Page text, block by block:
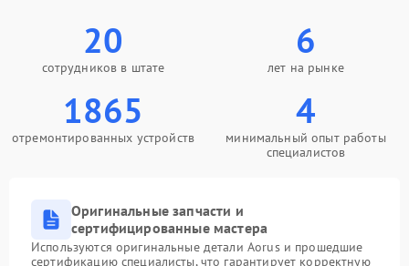
20
сотрудников в штате
6
лет на рынке
1865
отремонтированных устройств
4
минимальный опыт работы
специалистов
Оригинальные запчасти и
сертифицированные мастера
Используются оригинальные детали Aorus и прошедшие
сертификацию специалисты, что гарантирует корректную